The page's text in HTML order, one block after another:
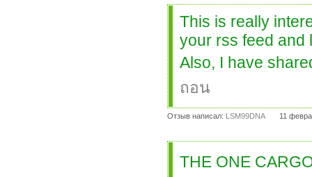
This is really
your rss feed and
Also, I have
ถอน
Отзыв написал: LSM99DNA 11
THE ONE